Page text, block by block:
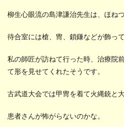
柳生心眼流の島津謙治先生は、ほね
待合室には槍、冑、鎖鎌などが飾っ
私の師匠が訪ねて行った時、治療院
て形を見せてくれたそうです。
古武道大会では甲冑を着て火縄銃と
患者さんが怖がらないのかな。